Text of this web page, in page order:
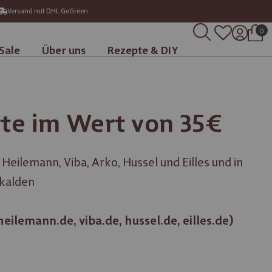
Versand mit DHL GoGreen
Sale Über uns Rezepte & DIY
0
im Wert von 35€
Viba, Arko, Hussel und Eilles und in
viba.de, hussel.de, eilles.de)